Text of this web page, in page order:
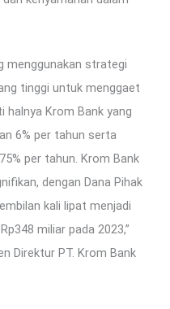
menggunakan strategi
tinggi untuk menggaet
halnya Krom Bank yang
6% per tahun serta
per tahun. Krom Bank
dengan Dana Pihak
kali lipat menjadi
miliar pada 2023,”
Direktur PT. Krom Bank